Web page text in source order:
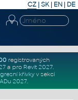
CZ | SK| EN | DE
registrovaných
a pro Revit 2027.
křivkyv sekci
2027.